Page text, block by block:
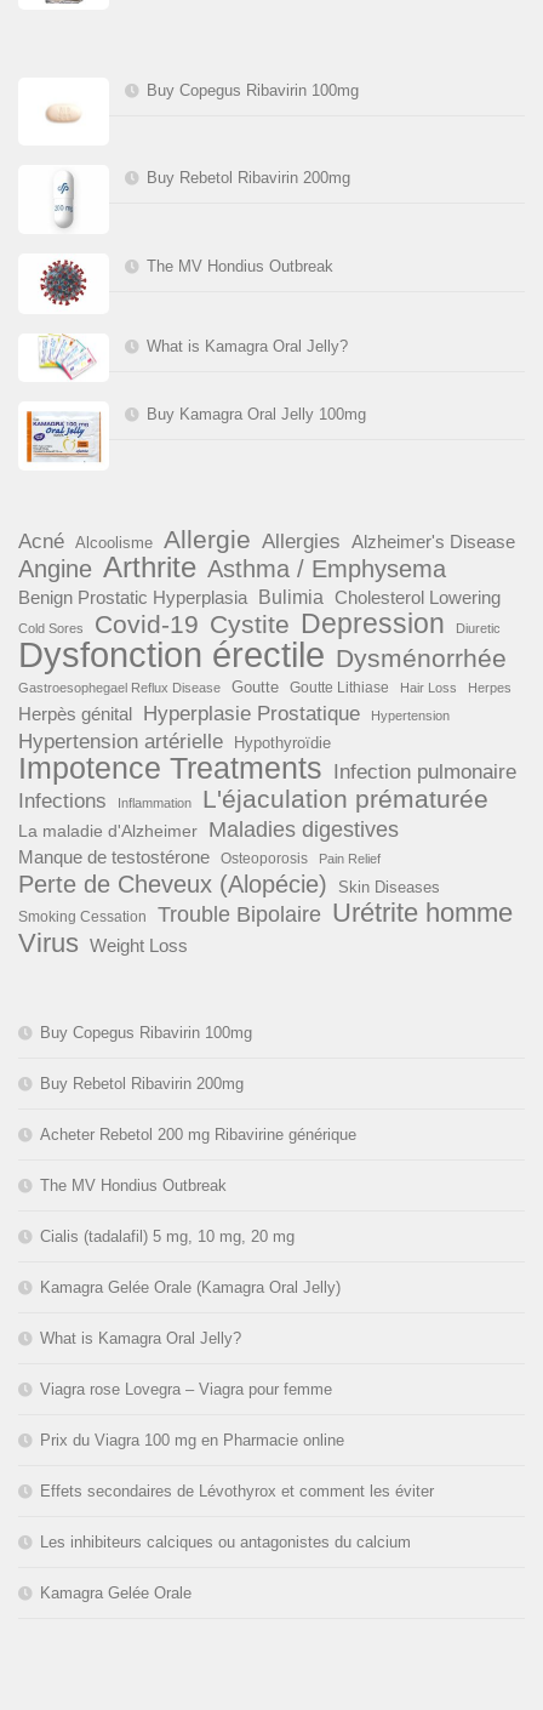
Buy Copegus Ribavirin 100mg
Buy Rebetol Ribavirin 200mg
The MV Hondius Outbreak
What is Kamagra Oral Jelly?
Buy Kamagra Oral Jelly 100mg
Acné Alcoolisme Allergie Allergies Alzheimer's Disease
Angine Arthrite Asthma / Emphysema
Benign Prostatic Hyperplasia Bulimia Cholesterol Lowering
Cold Sores Covid-19 Cystite Depression Diuretic
Dysfonction érectile Dysménorrhée
Gastroesophegael Reflux Disease Goutte Goutte Lithiase Hair Loss Herpes
Herpès génital Hyperplasie Prostatique Hypertension
Hypertension artérielle Hypothyroïdie
Impotence Treatments Infection pulmonaire
Infections
Inflammation L'éjaculation prématurée
La maladie d'Alzheimer Maladies digestives
Manque de testostérone Osteoporosis Pain Relief
Perte de Cheveux (Alopécie) Skin Diseases
Smoking Cessation Trouble Bipolaire Urétrite homme
Virus Weight Loss
Buy Copegus Ribavirin 100mg
Buy Rebetol Ribavirin 200mg
Acheter Rebetol 200 mg Ribavirine générique
The MV Hondius Outbreak
Cialis (tadalafil) 5 mg, 10 mg, 20 mg
Kamagra Gelée Orale (Kamagra Oral Jelly)
What is Kamagra Oral Jelly?
Viagra rose Lovegra – Viagra pour femme
Prix du Viagra 100 mg en Pharmacie online
Effets secondaires de Lévothyrox et comment les éviter
Les inhibiteurs calciques ou antagonistes du calcium
Kamagra Gelée Orale